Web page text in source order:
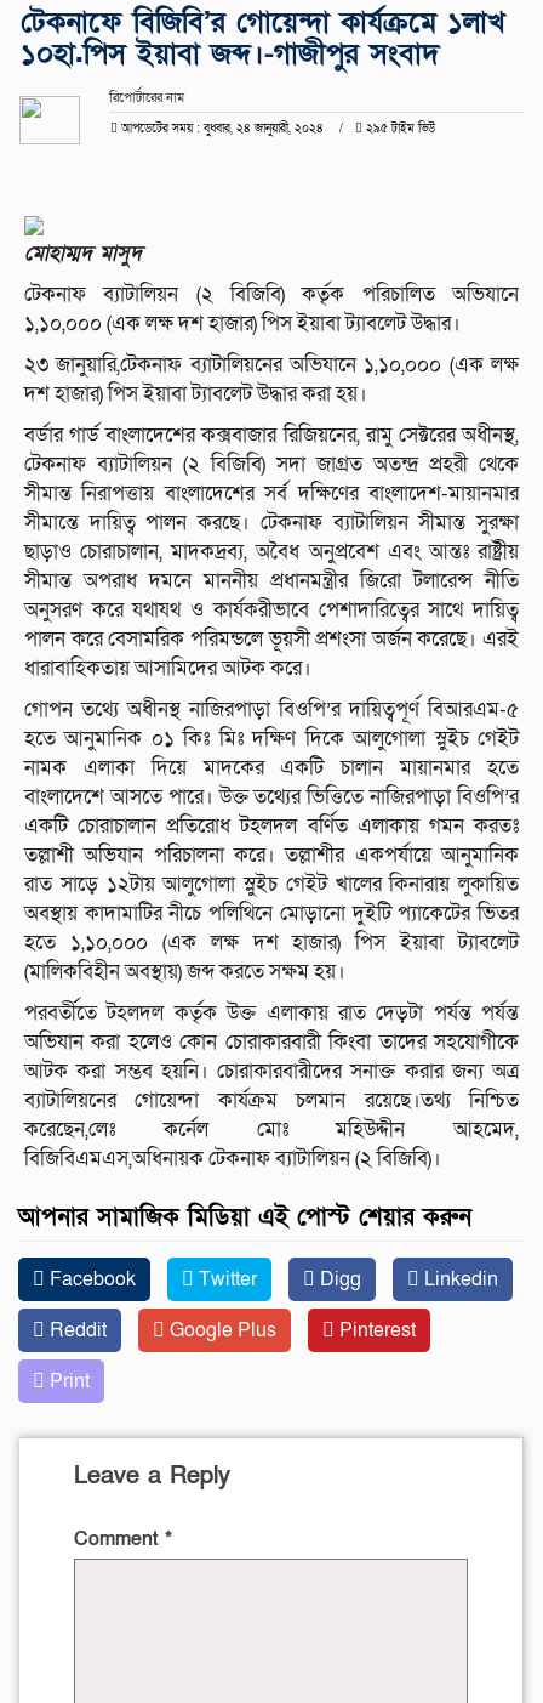
টেকনাফে বিজিবি’র গোয়েন্দা কার্যক্রমে ১লাখ
১০হা.পিস ইয়াবা জব্দ।-গাজীপুর সংবাদ
রিপোর্টারের নাম
আপডেটের সময় : বুধবার, ২৪ জানুয়ারী, ২০২৪ ২৯৫ টাইম ভিউ
মোহাম্মদ মাসুদ
টেকনাফ ব্যাটালিয়ন (২ বিজিবি) কর্তৃক পরিচালিত অভিযানে
১,১০,০০০ (এক লক্ষ দশ হাজার) পিস ইয়াবা ট্যাবলেট উদ্ধার।
২৩ জানুয়ারি,টেকনাফ ব্যাটালিয়নের অভিযানে ১,১০,০০০ (এক লক্ষ
দশ হাজার) পিস ইয়াবা ট্যাবলেট উদ্ধার করা হয়।
বর্ডার গার্ড বাংলাদেশের কক্সবাজার রিজিয়নের, রামু সেক্টরের অধীনস্থ,
টেকনাফ ব্যাটালিয়ন (২ বিজিবি) সদা জাগ্রত অতন্দ্র প্রহরী থেকে
সীমান্ত নিরাপত্তায় বাংলাদেশের সর্ব দক্ষিণের বাংলাদেশ-মায়ানমার
সীমান্তে দায়িত্ব পালন করছে। টেকনাফ ব্যাটালিয়ন সীমান্ত সুরক্ষা
ছাড়াও চোরাচালান, মাদকদ্রব্য, অবৈধ অনুপ্রবেশ এবং আন্তঃ রাষ্ট্রীয়
সীমান্ত অপরাধ দমনে মাননীয় প্রধানমন্ত্রীর জিরো টলারেন্স নীতি
অনুসরণ করে যথাযথ ও কার্যকরীভাবে পেশাদারিত্বের সাথে দায়িত্ব
পালন করে বেসামরিক পরিমন্ডলে ভূয়সী প্রশংসা অর্জন করেছে। এরই
ধারাবাহিকতায় আসামিদের আটক করে।
গোপন তথ্যে অধীনস্থ নাজিরপাড়া বিওপি’র দায়িত্বপূর্ণ বিআরএম-৫
হতে আনুমানিক ০১ কিঃ মিঃ দক্ষিণ দিকে আলুগোলা স্লুইচ গেইট
নামক এলাকা দিয়ে মাদকের একটি চালান মায়ানমার হতে
বাংলাদেশে আসতে পারে। উক্ত তথ্যের ভিত্তিতে নাজিরপাড়া বিওপি’র
একটি চোরাচালান প্রতিরোধ টহলদল বর্ণিত এলাকায় গমন করতঃ
তল্লাশী অভিযান পরিচালনা করে। তল্লাশীর একপর্যায়ে আনুমানিক
রাত সাড়ে ১২টায় আলুগোলা স্লুইচ গেইট খালের কিনারায় লুকায়িত
অবস্থায় কাদামাটির নীচে পলিথিনে মোড়ানো দুইটি প্যাকেটের ভিতর
হতে ১,১০,০০০ (এক লক্ষ দশ হাজার) পিস ইয়াবা ট্যাবলেট
(মালিকবিহীন অবস্থায়) জব্দ করতে সক্ষম হয়।
পরবর্তীতে টহলদল কর্তৃক উক্ত এলাকায় রাত দেড়টা পর্যন্ত পর্যন্ত
অভিযান করা হলেও কোন চোরাকারবারী কিংবা তাদের সহযোগীকে
আটক করা সম্ভব হয়নি। চোরাকারবারীদের সনাক্ত করার জন্য অত্র
ব্যাটালিয়নের গোয়েন্দা কার্যক্রম চলমান রয়েছে।তথ্য নিশ্চিত
করেছেন,লেঃ কর্নেল মোঃ মহিউদ্দীন আহমেদ,
বিজিবিএমএস,অধিনায়ক টেকনাফ ব্যাটালিয়ন (২ বিজিবি)।
আপনার সামাজিক মিডিয়া এই পোস্ট শেয়ার করুন
Facebook Twitter Digg
Linkedin
Reddit
Google Plus
Pinterest
Print
Leave a Reply
Comment *